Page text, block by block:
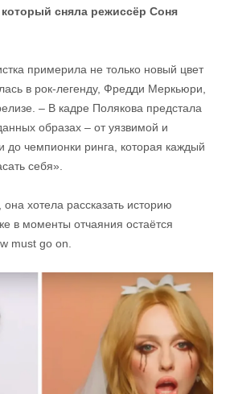
который сняла режиссёр Соня
примерила не только новый цвет
в рок-легенду, Фредди Меркьюри,
– В кадре Полякова предстала
образах – от уязвимой и
до чемпионки ринга, которая каждый
себя».
хотела рассказать историю
в моменты отчаяния остаётся
must go on.